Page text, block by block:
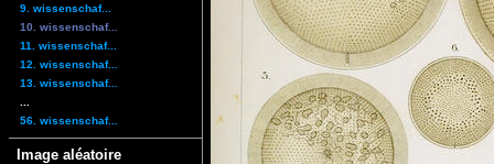
9. wissenschaf...
10. wissenschaf...
11. wissenschaf...
12. wissenschaf...
13. wissenschaf...
56. wissenschaf...
Image aléatoire